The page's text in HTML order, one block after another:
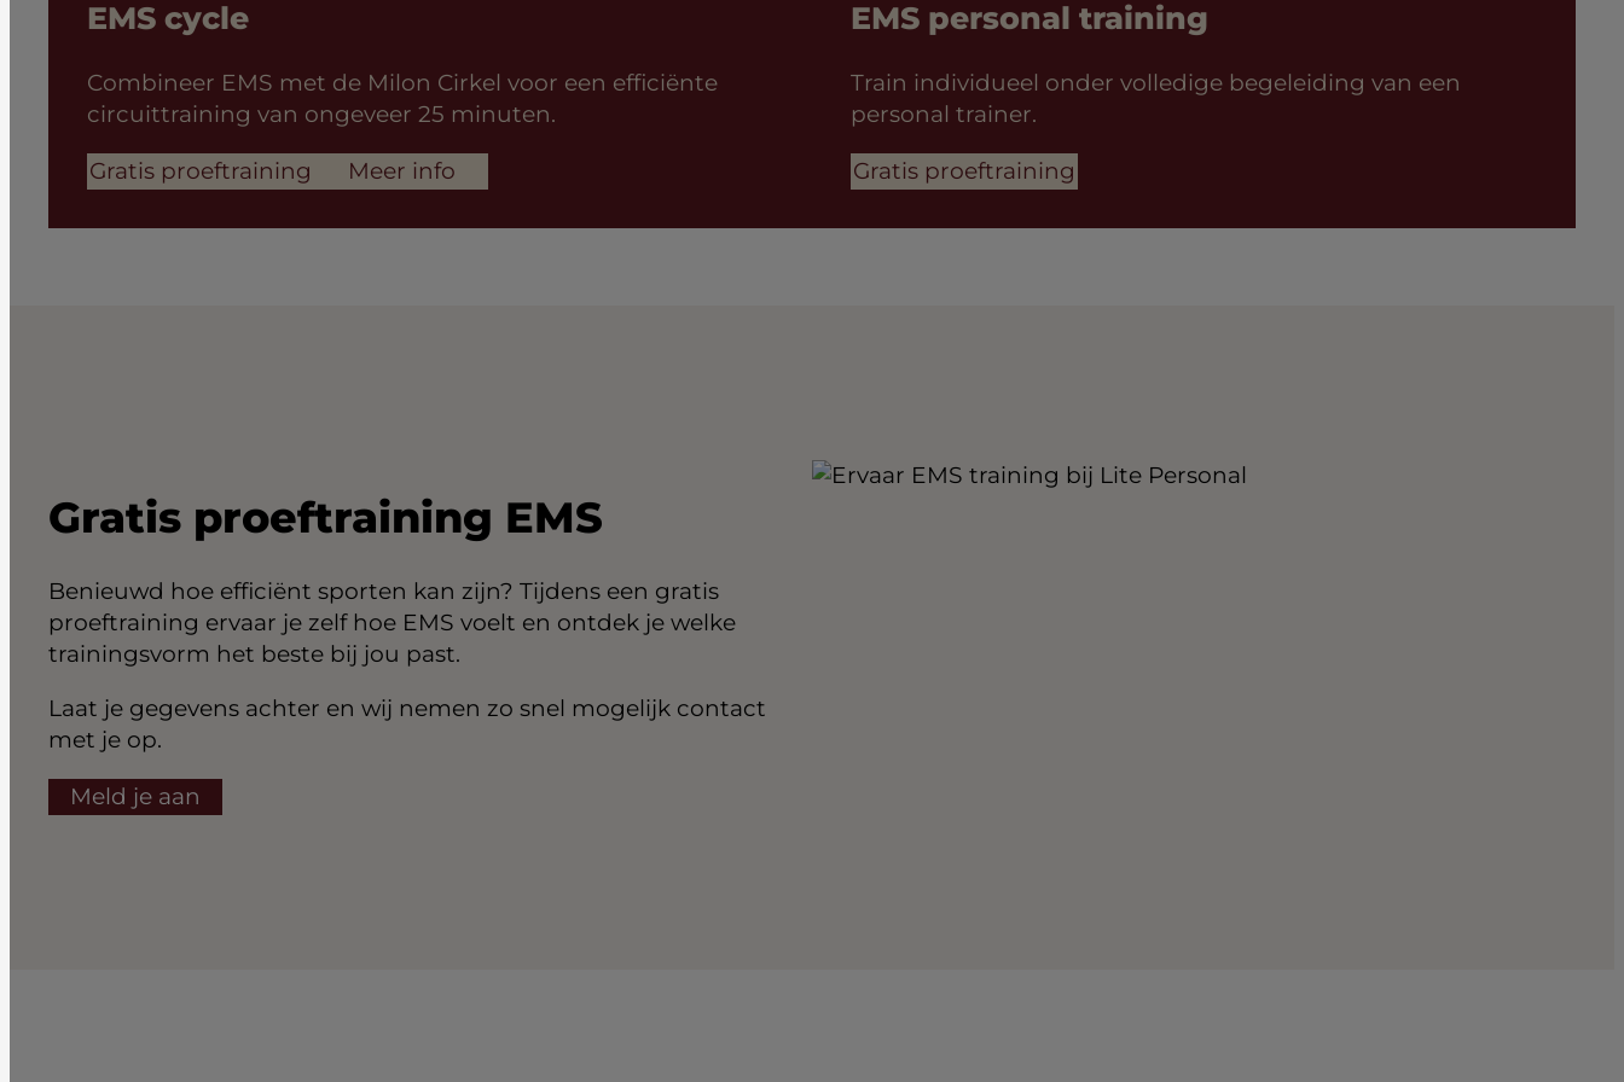
EMS cycle
Combineer EMS met de Milon Cirkel voor een efficiënte
circuittraining van ongeveer 25 minuten.
Gratis proeftraining Meer info
EMS personal training
Train individueel onder volledige begeleiding van een
personal trainer.
Gratis proeftraining
Gratis proeftraining EMS
Benieuwd hoe efficiënt sporten kan zijn? Tijdens een gratis
proeftraining ervaar je zelf hoe EMS voelt en ontdek je welke
trainingsvorm het beste bij jou past.
Laat je gegevens achter en wij nemen zo snel mogelijk contact
met je op.
Meld je aan